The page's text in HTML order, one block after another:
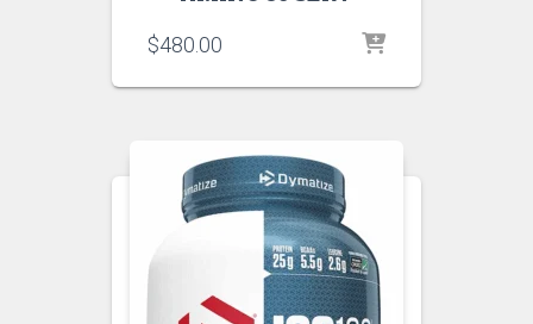
$480.00